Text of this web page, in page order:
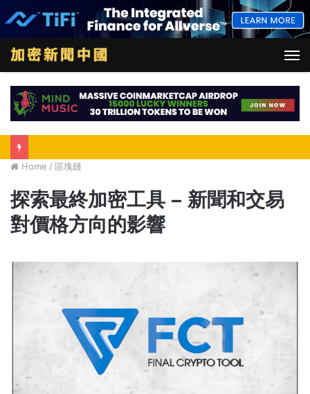
Home / 區塊鏈
探索最終加密工具 – 新聞和交易
對價格方向的影響